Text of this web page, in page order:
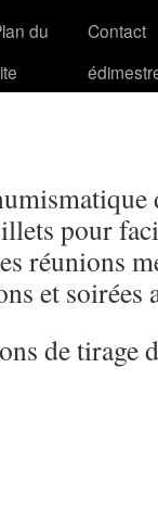
du
Contact
pour
réunions
et soirées
de tirage